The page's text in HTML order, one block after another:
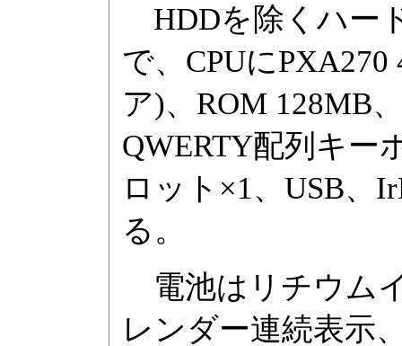
HDDを除くハー
で、CPUに
ア)、ROM 128MB
QWERTY配列キー
ロット×1、USB、
る。
電池はリチウム
レンダー連続表示